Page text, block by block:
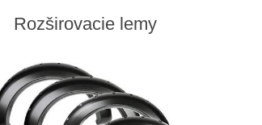
Rozširovacie lemy